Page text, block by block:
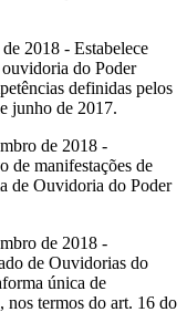
2018 - Estabelece
ouvidoria do Poder
definidas pelos
junho de 2017.
de 2018 -
de manifestações de
de Ouvidoria do Poder
de 2018 -
de Ouvidorias do
única de
nos termos do art. 16 do